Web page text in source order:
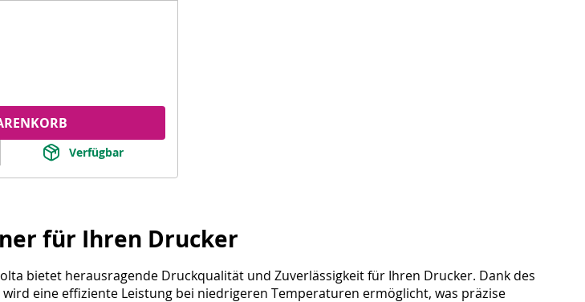
Verfügbar
für Ihren Drucker
bietet herausragende Druckqualität und Zuverlässigkeit für Ihren Drucker. Dank des
eine effiziente Leistung bei niedrigeren Temperaturen ermöglicht, was präzise